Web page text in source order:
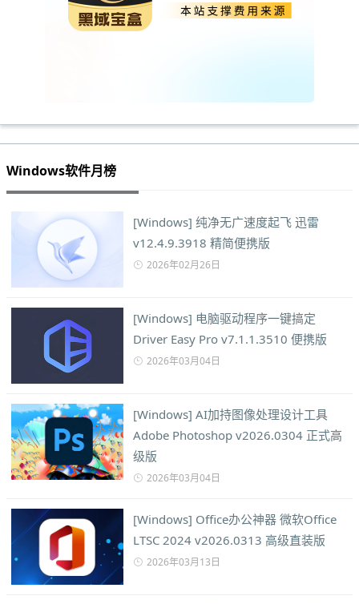
Windows软件月榜
[Windows] 纯净无广速度起飞 迅雷
v12.4.9.3918 精简便携版
2026年02月26日
[Windows] 电脑驱动程序一键搞定
Driver Easy Pro v7.1.1.3510 便携版
2026年03月04日
[Windows] AI加持图像处理设计工具
Adobe Photoshop v2026.0304 正式高
级版
2026年03月04日
[Windows] Office办公神器 微软Office
LTSC 2024 v2026.0313 高级直装版
2026年03月13日